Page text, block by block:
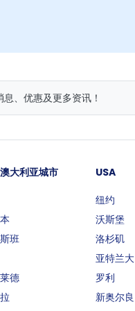
大利亚城市
班
德
USA
纽约
沃斯堡
洛杉矶
亚特兰大
罗利
新奥尔良